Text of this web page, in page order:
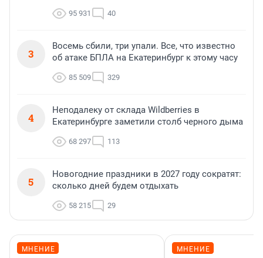
95 931 40
3
Восемь сбили, три упали. Все, что известно
об атаке БПЛА на Екатеринбург к этому часу
85 509 329
4
Неподалеку от склада Wildberries в
Екатеринбурге заметили столб черного дыма
68 297 113
5
Новогодние праздники в 2027 году сократят:
сколько дней будем отдыхать
58 215 29
МНЕНИЕ МНЕНИЕ